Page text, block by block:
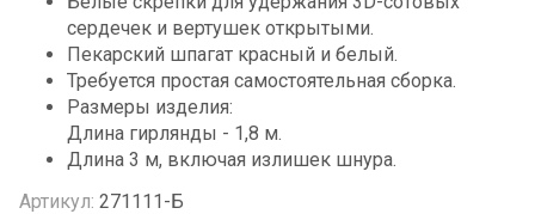
сердечек и вертушек открытыми.
Пекарский шпагат красный и белый.
Требуется простая самостоятельная сборка.
Размеры изделия:
Длина гирлянды - 1,8 м.
Длина 3 м, включая излишек шнура.
Артикул: 271111-Б